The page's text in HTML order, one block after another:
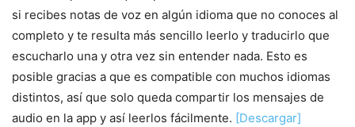
si recibes notas de voz en algún idioma que no conoces al
completo y te resulta más sencillo leerlo y traducirlo que
escucharlo una y otra vez sin entender nada. Esto es
posible gracias a que es compatible con muchos idiomas
distintos, así que solo queda compartir los mensajes de
audio en la app y así leerlos fácilmente. [Descargar]